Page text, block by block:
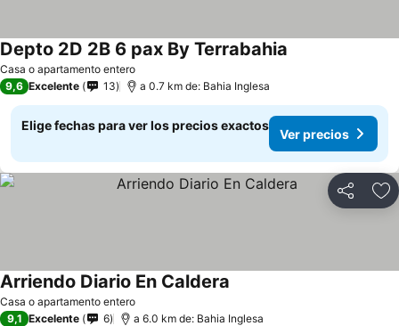
Casa o apartamento entero
Depto 2D 2B 6 pax By Terrabahia
9,6 Excelente 13 a 0.7 km de: Bahia Inglesa
Elige fechas para ver los precios exactos
Ver precios
Compartir
Casa o apartamento entero
Arriendo Diario En Caldera
9,1 Excelente 6 a 6.0 km de: Bahia Inglesa